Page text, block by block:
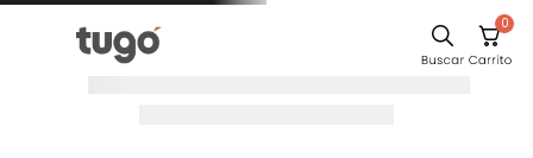
0